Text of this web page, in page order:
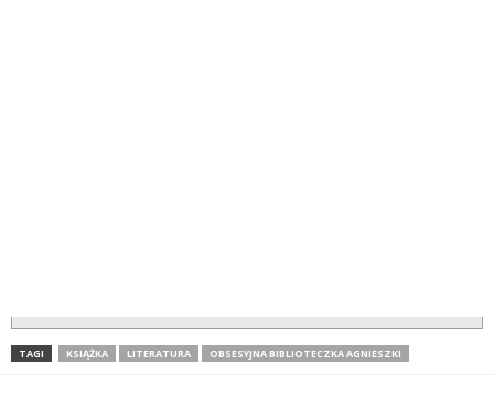
TAGI KSIĄŻKA LITERATURA OBSESYJNA BIBLIOTECZKA AGNIESZKI